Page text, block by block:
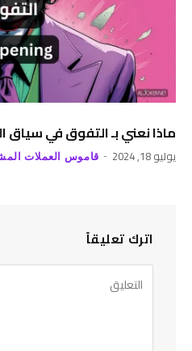
ماذا نعني بـ التفوق في سياق
يوليو 18, 2024 قاموس العملات
اترك تعليقاً